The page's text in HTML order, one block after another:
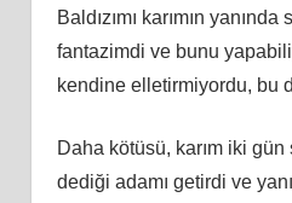
Baldızımı karımın
fantazimdi ve bunu
kendine elletirmiyordu, bu
Daha kötüsü, karım iki gün
dediği adamı getirdi ve